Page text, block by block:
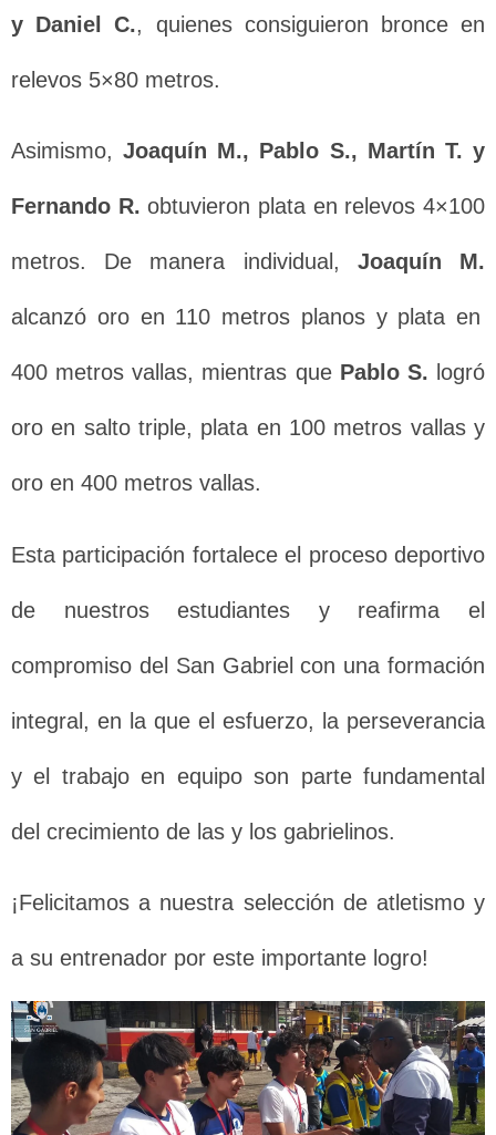
y Daniel C., quienes consiguieron bronce en
relevos 5×80 metros.
Asimismo,Joaquín M., Pablo S., Martín T. y
Fernando R. obtuvieron plata en relevos 4×100
metros. De manera individual, Joaquín M.
alcanzó oro en 110 metros planos y plata en
400 metros vallas, mientras que Pablo S. logró
oro en salto triple, plata en 100 metros vallas y
oro en 400 metros vallas.
Esta participación fortalece el proceso deportivo
de nuestros estudiantes y reafirma el
compromiso del San Gabriel con una formación
integral, en la que el esfuerzo, la perseverancia
y el trabajo en equipo son parte fundamental
del crecimiento de las y los gabrielinos.
¡Felicitamos a nuestra selección de atletismo y
a su entrenador por este importante logro!